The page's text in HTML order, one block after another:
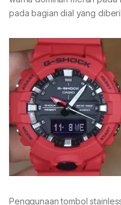
pada bagian dial yang
Penggunaan tombol